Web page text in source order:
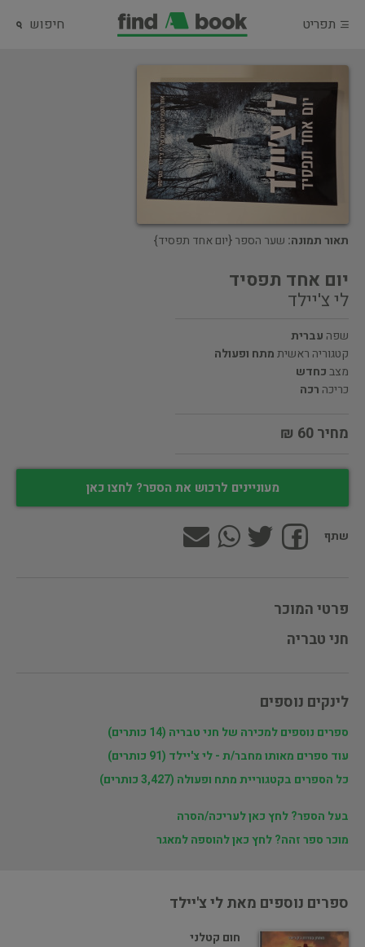
תפריט חיפוש
תאור תמונה: שער הספר {יום אחד תפסיד}
יום אחד תפסיד
לי צ'יילד
שפה עברית
קטגוריה ראשיתמתח ופעולה
מצבכחדש
כריכה רכה
מחיר 60 ₪
מעוניינים לרכוש את הספר? לחצו כאן
שתף
פרטי המוכר
חני טבריה
לינקים נוספים
ספרים נוספים למכירה של חני טבריה (14 כותרים)
עוד ספרים מאותו מחבר/ת - לי צ'יילד (91 כותרים)
כל הספרים בקטגוריית מתח ופעולה (3,427 כותרים)
בעל הספר? לחץ כאן לעריכה/הסרה
מוכר ספר זהה? לחץ כאן להוספה למאגר
ספרים נוספים מאת לי צ'יילד
חום קטלני